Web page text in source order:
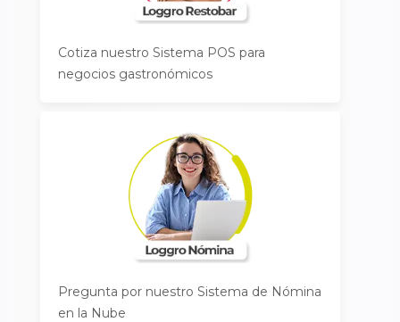
Cotiza nuestro Sistema POS para
negocios gastronómicos
Pregunta por nuestro Sistema de Nómina
en la Nube